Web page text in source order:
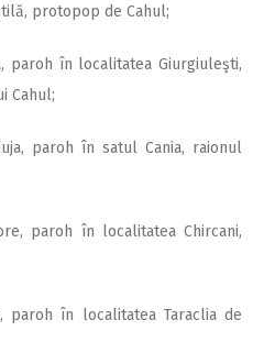
protopop de Cahul;
paroh în localitatea Giurgiuleşti,
Cahul;
paroh în satul Cania, raionul
paroh în localitatea Chircani,
paroh în localitatea Taraclia de